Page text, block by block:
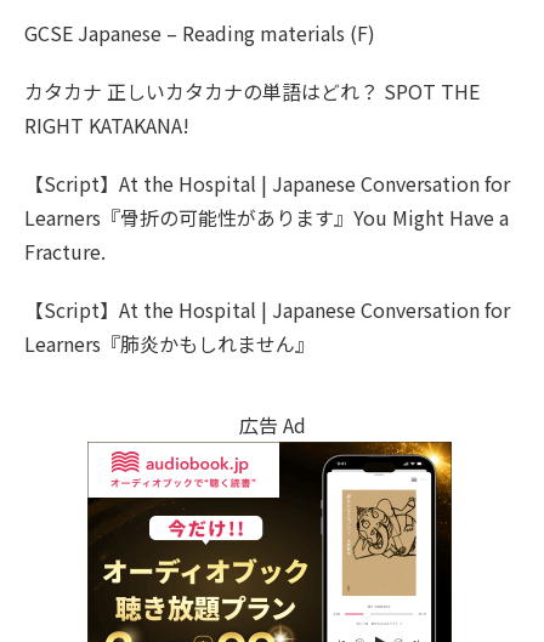
GCSE Japanese – Reading materials (F)
カタカナ 正しいカタカナの単語はどれ？ SPOT THE
RIGHT KATAKANA!
【Script】At the Hospital | Japanese Conversation for
Learners『骨折の可能性があります』You Might Have a
Fracture.
【Script】At the Hospital | Japanese Conversation for
Learners『肺炎かもしれません』
広告 Ad